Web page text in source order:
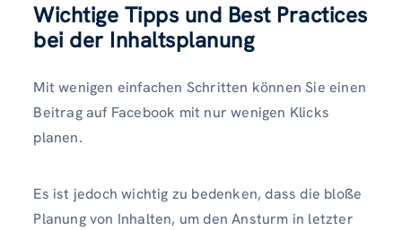
Wichtige Tipps und Best Practices
bei der Inhaltsplanung
Mit wenigen einfachen Schritten können Sie einen
Beitrag auf Facebook mit nur wenigen Klicks
planen.
Es ist jedoch wichtig zu bedenken, dass die bloße
Planung von Inhalten, um den Ansturm in letzter